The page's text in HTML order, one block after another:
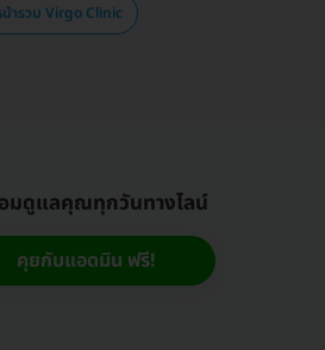
น้ารวม Virgo Clinic
มดูแลคุณทุกวันทางไลน์
คุยกับแอดมิน ฟรี!